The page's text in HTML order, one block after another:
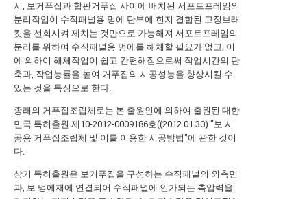
시, 보거푸집과 합판거푸집 사이에 배치된 서포트프레임의
분리작업이 수직패널용 멍에 단부에 힌지 결합된 고정브래
킷을 선회시켜 제치는 것만으로 가능해져 서포트프레임의
분리를 위하여 수직패널용 멍에를 해체할 필요가 없고, 이
에 의하여 해체작업이 쉽고 간편해짐으로써 작업시간의 단
축과, 작업능률을 높여 거푸집의 시공성능을 향상시킬 수
있는 것을 특징으로 한다.
종래의 거푸집조립체로는 본 출원인에 의하여 출원된 대한
민국 특허출원 제10-2012-0009186호((2012.01.30) "보 시
공용 거푸집조립체 및 이를 이용한 시공방법"에 관한 것이
다.
상기 특허출원은 보거푸집을 구성하는 수직패널의 외측면
과, 보 멍에재에 연결되어 수직패널에 인가되는 측압력을